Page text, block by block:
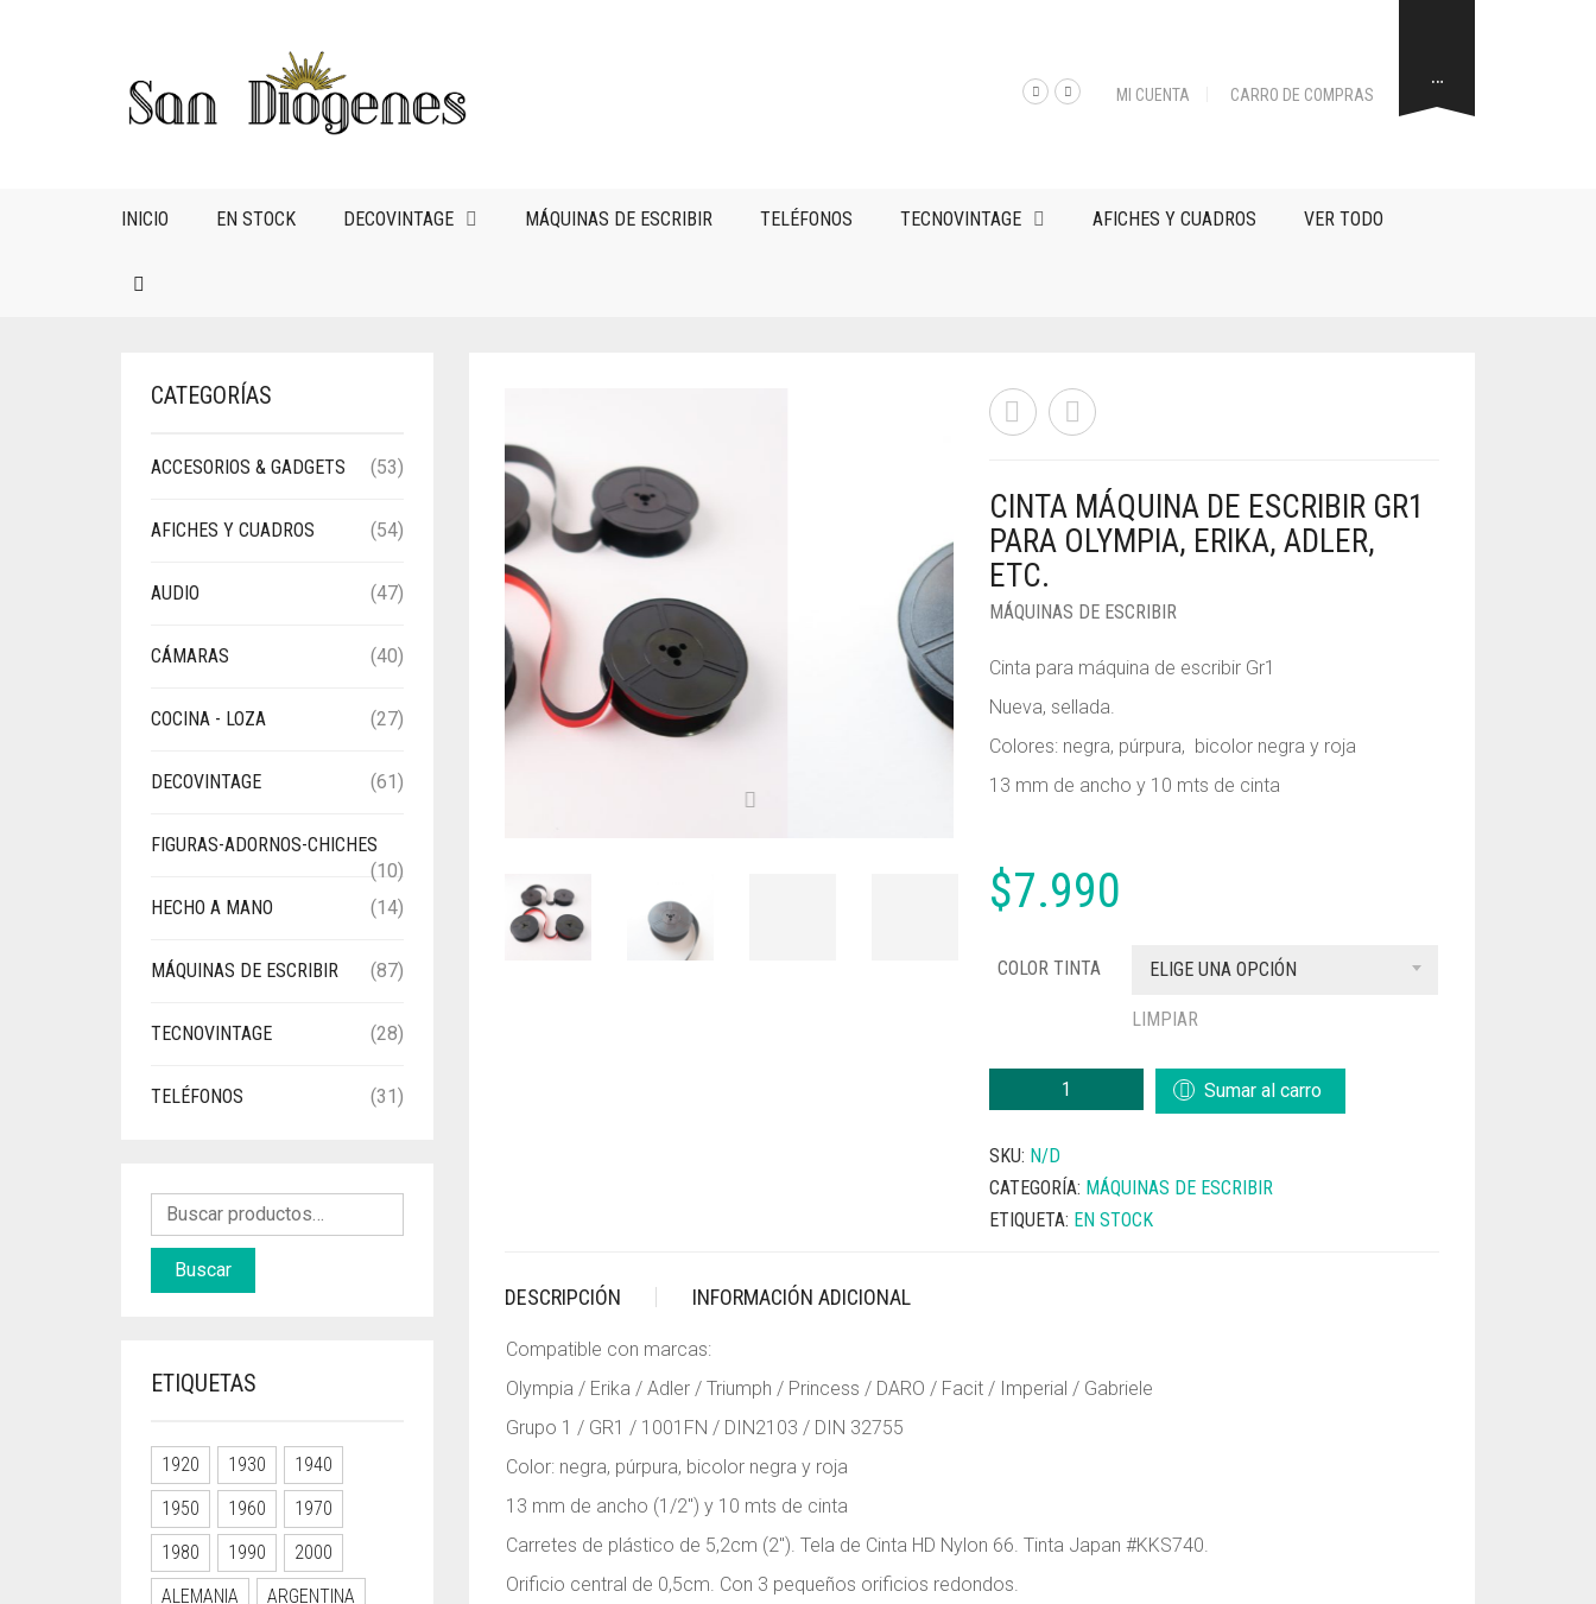
MI CUENTA CARRO DE COMPRAS
…
INICIO EN STOCK DECOVINTAGE MÁQUINAS DE ESCRIBIR TELÉFONOS TECNOVINTAGE AFICHES Y CUADROS VER TODO
CINTA MÁQUINA DE ESCRIBIR GR1
PARA OLYMPIA, ERIKA, ADLER,
ETC.
MÁQUINAS DE ESCRIBIR
Cinta para máquina de escribir Gr1
Nueva, sellada.
Colores: negra, púrpura, bicolor negra y roja
13 mm de ancho y 10 mts de cinta
$7.990
COLOR TINTA ELIGE UNA OPCIÓN
LIMPIAR
MÁQUINA
ESCRIBIR
GR1
PARA
OLYMPIA,
Sumar al carro
SKU: N/D
CATEGORÍA: MÁQUINAS DE ESCRIBIR
ETIQUETA: EN STOCK
DESCRIPCIÓN INFORMACIÓN ADICIONAL
Compatible con marcas:
Olympia / Erika / Adler / Triumph / Princess / DARO / Facit / Imperial / Gabriele
Grupo 1 / GR1 / 1001FN / DIN2103 / DIN 32755
Color: negra, púrpura, bicolor negra y roja
13 mm de ancho (1/2″) y 10 mts de cinta
Carretes de plástico de 5,2cm (2″). Tela de Cinta HD Nylon 66. Tinta Japan #KKS740.
Orificio central de 0,5cm. Con 3 pequeños orificios redondos.
CATEGORÍAS
ACCESORIOS & GADGETS (53)
AFICHES Y CUADROS (54)
AUDIO (47)
CÁMARAS (40)
COCINA - LOZA (27)
DECOVINTAGE (61)
FIGURAS-ADORNOS-CHICHES
(10)
HECHO A MANO
(14)
MÁQUINAS DE ESCRIBIR (87)
TECNOVINTAGE (28)
TELÉFONOS (31)
Buscar
ETIQUETAS
1920 1930
1940
1950
1960
1970
1980
1990
2000
ALEMANIA
ARGENTINA